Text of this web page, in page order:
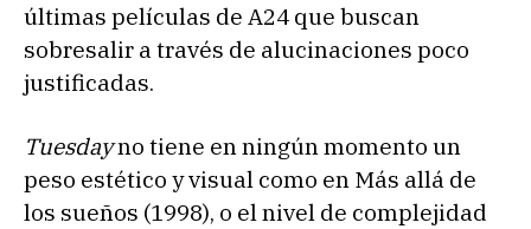
últimas películas de A24 que buscan
sobresalir a través de alucinaciones poco
justificadas.
Tuesdayno tiene en ningún momento un
peso estético y visual como en Más allá de
los sueños (1998), o el nivel de complejidad